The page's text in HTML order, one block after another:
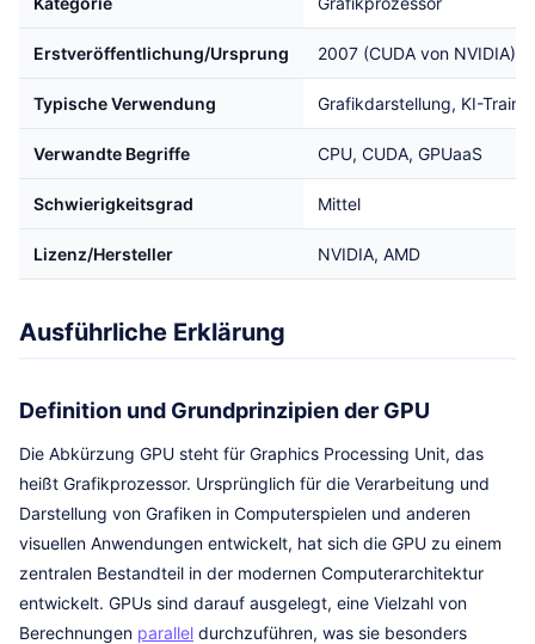
Erstveröffentlichung/Ursprung 2007 (CUDA von NVIDIA)
Typische Verwendung Grafikdarstellung, KI-
Verwandte Begriffe CPU, CUDA, GPUaaS
Schwierigkeitsgrad Mittel
Lizenz/Hersteller NVIDIA, AMD
Ausführliche Erklärung
Definition und Grundprinzipien der GPU
Die Abkürzung GPU steht für Graphics Processing Unit, das
heißt Grafikprozessor. Ursprünglich für die Verarbeitung und
Darstellung von Grafiken in Computerspielen und anderen
visuellen Anwendungen entwickelt, hat sich die GPU zu einem
zentralen Bestandteil in der modernen Computerarchitektur
entwickelt. GPUs sind darauf ausgelegt, eine Vielzahl von
Berechnungen parallel durchzuführen, was sie besonders